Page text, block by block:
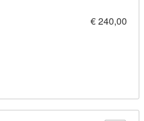
€ 240,00